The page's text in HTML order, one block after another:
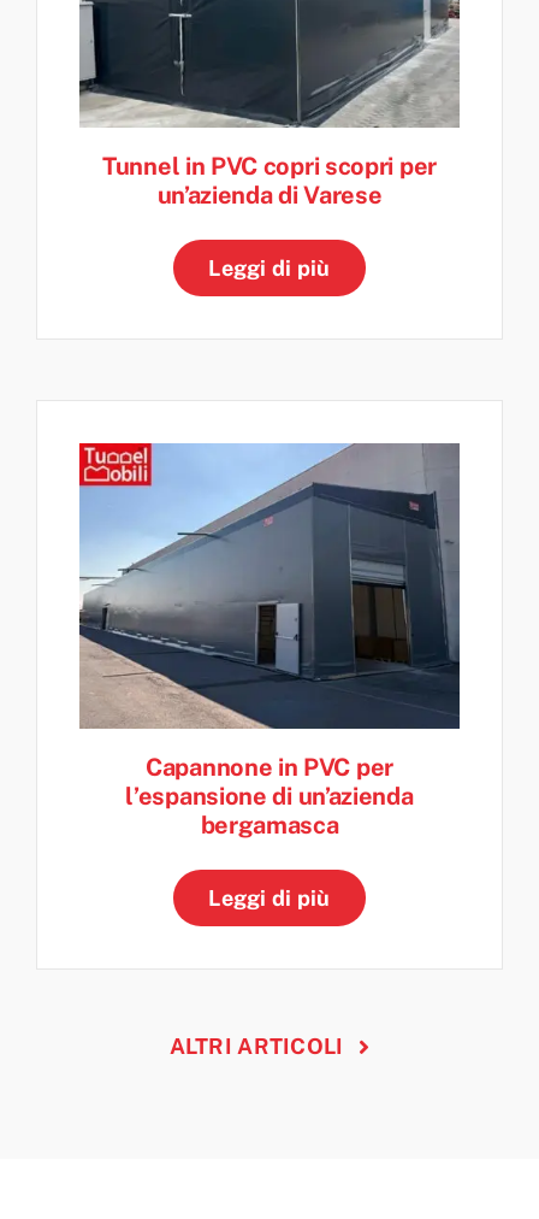
Tunnel in PVC copri scopri per
un’azienda di Varese
Leggi di più
Capannone in PVC per
l’espansione di un’azienda
bergamasca
Leggi di più
ALTRI ARTICOLI